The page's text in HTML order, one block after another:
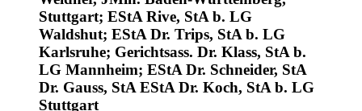
Weidner, JMin. Baden-Württemberg,
Stuttgart; EStA Rive, StA b. LG
Waldshut; EStA Dr. Trips, StA b. LG
Karlsruhe; Gerichtsass. Dr. Klass, StA b.
LG Mannheim; EStA Dr. Schneider, StA
Dr. Gauss, StA EStA Dr. Koch, StA b. LG